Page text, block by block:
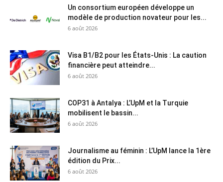
Un consortium européen développe un
modèle de production novateur pour les...
6 août 2026
Visa B1/B2 pour les États-Unis : La caution
financière peut atteindre...
6 août 2026
COP31 à Antalya : L’UpM et la Turquie
mobilisent le bassin...
6 août 2026
Journalisme au féminin : L’UpM lance la 1ère
édition du Prix...
6 août 2026